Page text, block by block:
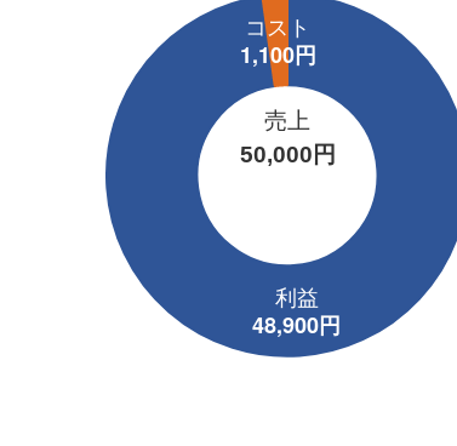
売上
50,000円